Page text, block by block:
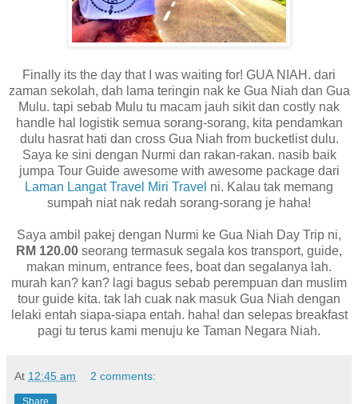
Finally its the day that I was waiting for! GUA NIAH. dari
zaman sekolah, dah lama teringin nak ke Gua Niah dan Gua
Mulu. tapi sebab Mulu tu macam jauh sikit dan costly nak
handle hal logistik semua sorang-sorang, kita pendamkan
dulu hasrat hati dan cross Gua Niah from bucketlist dulu.
Saya ke sini dengan Nurmi dan rakan-rakan. nasib baik
jumpa Tour Guide awesome with awesome package dari
Laman Langat Travel Miri Travel ni. Kalau tak memang
sumpah niat nak redah sorang-sorang je haha!
Saya ambil pakej dengan Nurmi ke Gua Niah Day Trip ni,
RM 120.00 seorang termasuk segala kos transport, guide,
makan minum, entrance fees, boat dan segalanya lah.
murah kan? kan? lagi bagus sebab perempuan dan muslim
tour guide kita. tak lah cuak nak masuk Gua Niah dengan
lelaki entah siapa-siapa entah. haha! dan selepas breakfast
pagi tu terus kami menuju ke Taman Negara Niah.
At 12:45 am 2 comments:
Share